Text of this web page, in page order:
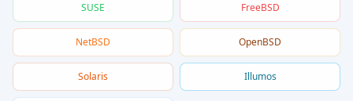
SUSE FreeBSD
NetBSD OpenBSD
Solaris Illumos